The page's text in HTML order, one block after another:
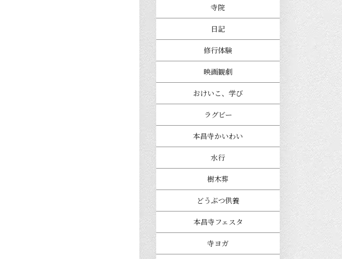
寺院
日記
修行体験
映画観劇
おけいこ、学び
ラグビー
本昌寺かいわい
水行
樹木葬
どうぶつ供養
本昌寺フェスタ
寺ヨガ